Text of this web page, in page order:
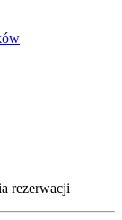
rezerwacji